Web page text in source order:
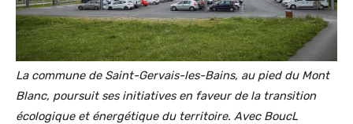
La commune de Saint-Gervais-les-Bains, au pied du Mont
Blanc, poursuit ses initiatives en faveur de la transition
écologique et énergétique du territoire. Avec BoucL